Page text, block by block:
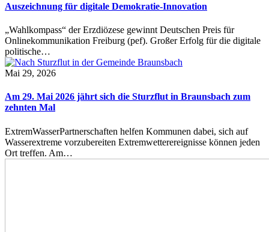
Auszeichnung für digitale Demokratie-Innovation
„Wahlkompass“ der Erzdiözese gewinnt Deutschen Preis für
Onlinekommunikation Freiburg (pef). Großer Erfolg für die digitale
politische…
Mai 29, 2026
Am 29. Mai 2026 jährt sich die Sturzflut in Braunsbach zum
zehnten Mal
ExtremWasserPartnerschaften helfen Kommunen dabei, sich auf
Wasserextreme vorzubereiten Extremwetterereignisse können jeden
Ort treffen. Am…